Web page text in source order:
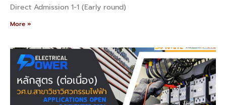
Direct Admission 1-1 (Early round)
More »